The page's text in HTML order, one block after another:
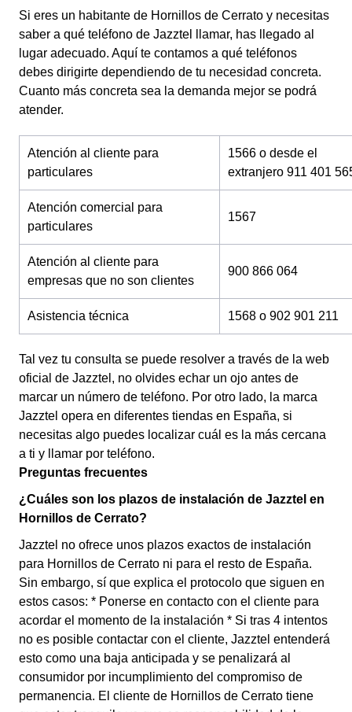
Si eres un habitante de Hornillos de Cerrato y necesitas
saber a qué teléfono de Jazztel llamar, has llegado al
lugar adecuado. Aquí te contamos a qué teléfonos
debes dirigirte dependiendo de tu necesidad concreta.
Cuanto más concreta sea la demanda mejor se podrá
atender.
Atención al cliente para
particulares
1566 o desde el
extranjero 911 401
Atención comercial para
particulares
1567
Atención al cliente para
empresas que no son clientes
900 866 064
Asistencia técnica 1568 o 902 901 211
Tal vez tu consulta se puede resolver a través de la web
oficial de Jazztel, no olvides echar un ojo antes de
marcar un número de teléfono. Por otro lado, la marca
Jazztel opera en diferentes tiendas en España, si
necesitas algo puedes localizar cuál es la más cercana
a ti y llamar por teléfono.
Preguntas frecuentes
¿Cuáles son los plazos de instalación de Jazztel en
Hornillos de Cerrato?
Jazztel no ofrece unos plazos exactos de instalación
para Hornillos de Cerrato ni para el resto de España.
Sin embargo, sí que explica el protocolo que siguen en
estos casos: * Ponerse en contacto con el cliente para
acordar el momento de la instalación * Si tras 4 intentos
no es posible contactar con el cliente, Jazztel entenderá
esto como una baja anticipada y se penalizará al
consumidor por incumplimiento del compromiso de
permanencia. El cliente de Hornillos de Cerrato tiene